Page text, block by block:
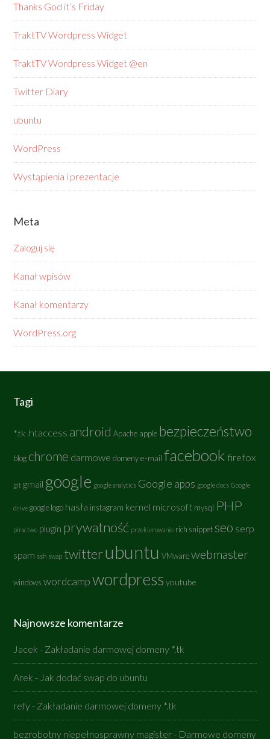
Thanks God it’s Friday
TraktTV Wordpress Widget
TraktTV Wordpress Widget @en
Twitter Diary
ubuntu
WordPress
Wystąpienia i prezentacje
Meta
Zaloguj się
Kanał wpisów
Kanał komentarzy
WordPress.org
Tagi
*.tk .htaccess android Apache apple bezpieczeństwo
blog chrome darmowe domeny e-mail facebook firefox
git gmail google google analytics Google apps google docs Google
drive google logo hasła instagram kernel microsoft mysql PHP
piractwo plugin prywatność przekierowanie rich snippet seo serp
spam ssh swap twitterubuntu VMware webmaster
windows wordcamp wordpress youtube
Najnowsze komentarze
Jacek - Zakładanie darmowej domeny *.tk
Arek - Jak dodać swap do ubuntu
refy - Zakładanie darmowej domeny *.tk
bezrobotny niepełnosprawny magister - Darmowe domeny